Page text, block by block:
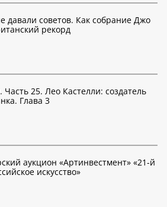
давали советов. Как собрание Джо
рекорд
25. Лео Кастелли: создатель
Глава 3
аукцион «Артинвестмент» «21-й
искусство»